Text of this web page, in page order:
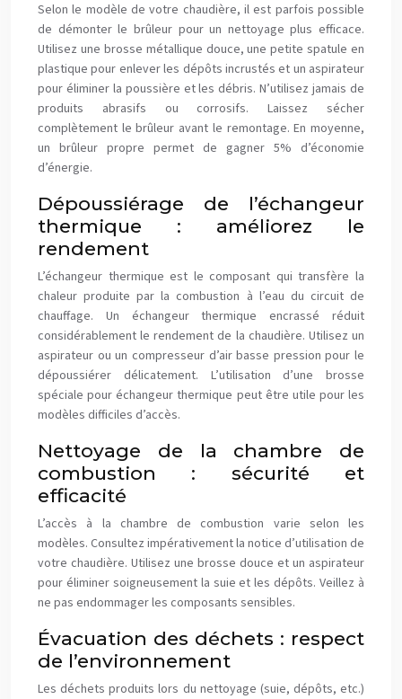
Selon le modèle de votre chaudière, il est parfois possible
de démonter le brûleur pour un nettoyage plus efficace.
Utilisez une brosse métallique douce, une petite spatule en
plastique pour enlever les dépôts incrustés et un aspirateur
pour éliminer la poussière et les débris. N’utilisez jamais de
produits abrasifs ou corrosifs. Laissez sécher
complètement le brûleur avant le remontage. En moyenne,
un brûleur propre permet de gagner 5% d’économie
d’énergie.
Dépoussiérage de l’échangeur
thermique : améliorez le
rendement
L’échangeur thermique est le composant qui transfère la
chaleur produite par la combustion à l’eau du circuit de
chauffage. Un échangeur thermique encrassé réduit
considérablement le rendement de la chaudière. Utilisez un
aspirateur ou un compresseur d’air basse pression pour le
dépoussiérer délicatement. L’utilisation d’une brosse
spéciale pour échangeur thermique peut être utile pour les
modèles difficiles d’accès.
Nettoyage de la chambre de
combustion : sécurité et
efficacité
L’accès à la chambre de combustion varie selon les
modèles. Consultez impérativement la notice d’utilisation de
votre chaudière. Utilisez une brosse douce et un aspirateur
pour éliminer soigneusement la suie et les dépôts. Veillez à
ne pas endommager les composants sensibles.
Évacuation des déchets : respect
de l’environnement
Les déchets produits lors du nettoyage (suie, dépôts, etc.)